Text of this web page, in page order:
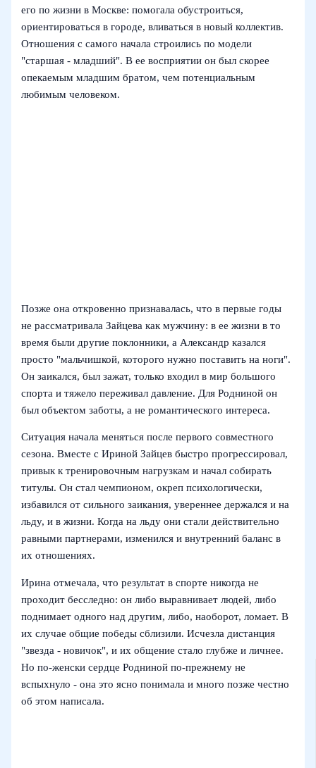
его по жизни в Москве: помогала обустроиться,
ориентироваться в городе, вливаться в новый коллектив.
Отношения с самого начала строились по модели
"старшая - младший". В ее восприятии он был скорее
опекаемым младшим братом, чем потенциальным
любимым человеком.
Позже она откровенно признавалась, что в первые годы
не рассматривала Зайцева как мужчину: в ее жизни в то
время были другие поклонники, а Александр казался
просто "мальчишкой, которого нужно поставить на ноги".
Он заикался, был зажат, только входил в мир большого
спорта и тяжело переживал давление. Для Родниной он
был объектом заботы, а не романтического интереса.
Ситуация начала меняться после первого совместного
сезона. Вместе с Ириной Зайцев быстро прогрессировал,
привык к тренировочным нагрузкам и начал собирать
титулы. Он стал чемпионом, окреп психологически,
избавился от сильного заикания, увереннее держался и на
льду, и в жизни. Когда на льду они стали действительно
равными партнерами, изменился и внутренний баланс в
их отношениях.
Ирина отмечала, что результат в спорте никогда не
проходит бесследно: он либо выравнивает людей, либо
поднимает одного над другим, либо, наоборот, ломает. В
их случае общие победы сблизили. Исчезла дистанция
"звезда - новичок", и их общение стало глубже и личнее.
Но по‑женски сердце Родниной по‑прежнему не
вспыхнуло - она это ясно понимала и много позже честно
об этом написала.